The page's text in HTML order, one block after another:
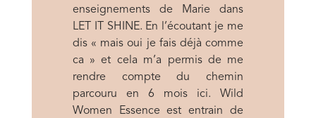
enseignements de Marie dans
LET IT SHINE. En l’écoutant je me
dis « mais oui je fais déjà comme
ca » et cela m’a permis de me
rendre compte du chemin
parcouru en 6 mois ici. Wild
Women Essence est entrain de